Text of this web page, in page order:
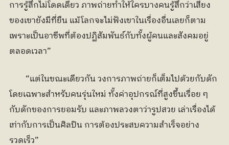
การรู้สึกไม่โดดเดี่ยว ภาพถ่ายทำให้ใครบางคนรู้สึกว่าเสียง
ของเขายังมีที่ยืน แม้โลกจะไม่ฟังเขาในเรื่องอื่นเลยก็ตาม
เพราะเป็นอาชีพที่ต้องปฏิสัมพันธ์กับทั้งผู้คนและสังคมอยู่
ตลอดเวลา”
โดยเฉพาะสำหรับคนรุ่นใหม่ ทั้งค่าอุปกรณ์ที่สูงขึ้นเรื่อย ๆ
กับดักของการยอมรับ และภาพลวงตาว่ารูปสวย เล่าเรื่องได้
เท่ากับการเป็นศิลปิน การต้องประสบความสำเร็จอย่าง
รวดเร็ว”